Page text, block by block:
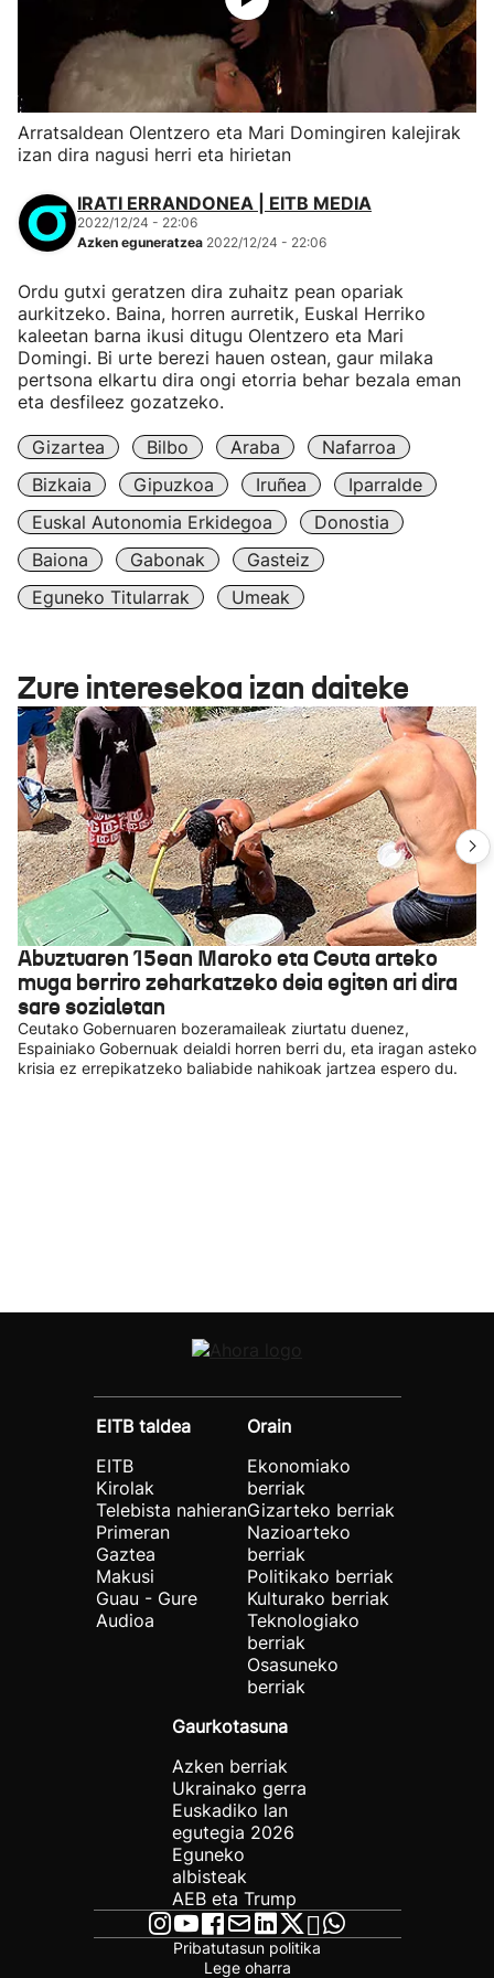
Arratsaldean Olentzero eta Mari Domingiren kalejirak
izan dira nagusi herri eta hirietan
IRATI ERRANDONEA | EITB MEDIA
2022/12/24 - 22:06
Azken eguneratzea 2022/12/24 - 22:06
Ordu gutxi geratzen dira zuhaitz pean opariak
aurkitzeko. Baina, horren aurretik, Euskal Herriko
kaleetan barna ikusi ditugu Olentzero eta Mari
Domingi. Bi urte berezi hauen ostean, gaur milaka
pertsona elkartu dira ongi etorria behar bezala eman
eta desfileez gozatzeko.
Gizartea Bilbo Araba
Nafarroa
Bizkaia
Gipuzkoa Iruñea
Iparralde
Euskal Autonomia Erkidegoa
Donostia
Baiona
Gabonak
Gasteiz
Eguneko Titularrak
Umeak
Zure interesekoa izan daiteke
Abuztuaren 15ean Maroko eta Ceuta arteko
muga berriro zeharkatzeko deia egiten ari dira
sare sozialetan
Ceutako Gobernuaren bozeramaileak ziurtatu duenez,
Espainiako Gobernuak deialdi horren berri du, eta iragan asteko
krisia ez errepikatzeko baliabide nahikoak jartzea espero du.
EITB taldea
EITB
Kirolak
Telebista nahieran
Primeran
Gaztea
Makusi
Guau - Gure
Audioa
Orain
Ekonomiako
berriak
Gizarteko berriak
Nazioarteko
berriak
Politikako berriak
Kulturako berriak
Teknologiako
berriak
Osasuneko
berriak
Gaurkotasuna
Azken berriak
Ukrainako gerra
Euskadiko lan
egutegia 2026
Eguneko
albisteak
AEB eta Trump
Pribatutasun politika
Lege oharra